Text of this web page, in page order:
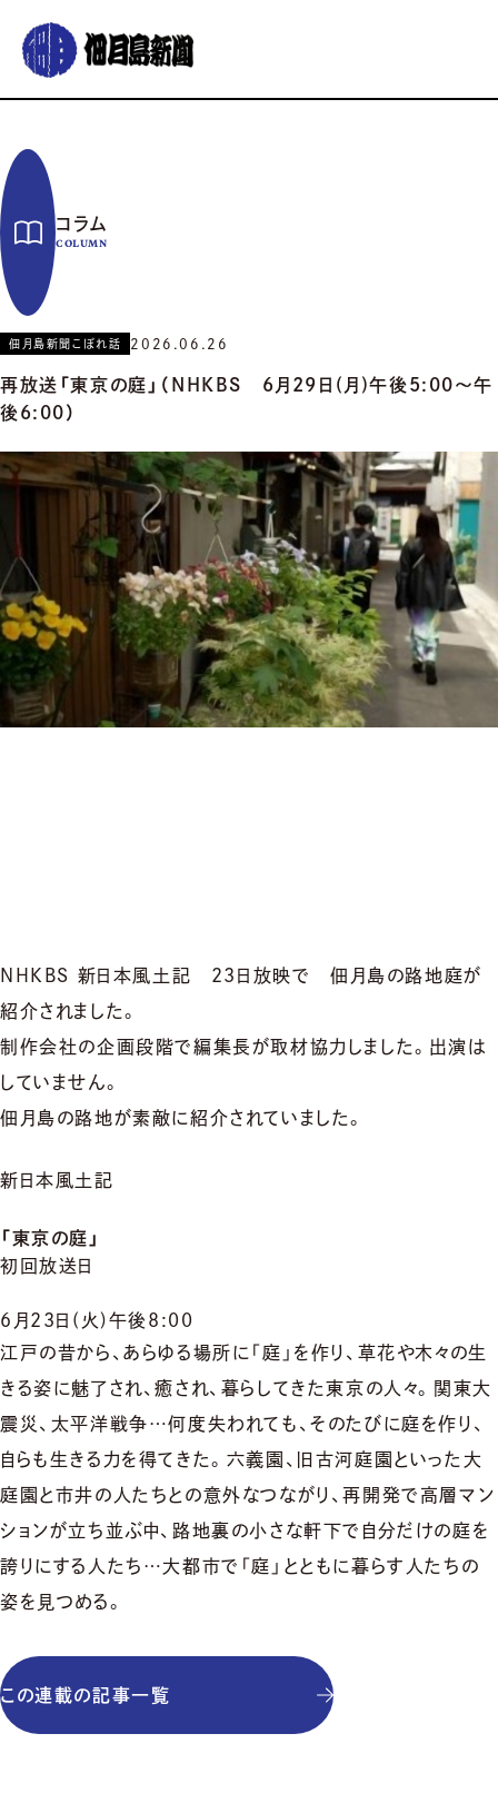
グルメ おでかけ 暮らす
佃月島新聞の紹介
お知らせ
佃月島新聞こぼれ話 2026.06.26
再放送「東京の庭」（NHKBS 6月29日(月)午後5:00〜午
後6:00）
コラム
COLUMN
NHKBS 新日本風土記 23日放映で 佃月島の路地庭が
紹介されました。
制作会社の企画段階で編集長が取材協力しました。出演は
していません。
佃月島の路地が素敵に紹介されていました。
新日本風土記
「東京の庭」
初回放送日
6月23日(火)午後8:00
江戸の昔から、あらゆる場所に「庭」を作り、草花や木々の生
きる姿に魅了され、癒され、暮らしてきた東京の人々。関東大
震災、太平洋戦争…何度失われても、そのたびに庭を作り、
自らも生きる力を得てきた。六義園、旧古河庭園といった大
庭園と市井の人たちとの意外なつながり、再開発で高層マン
ションが立ち並ぶ中、路地裏の小さな軒下で自分だけの庭を
誇りにする人たち…大都市で「庭」とともに暮らす人たちの
姿を見つめる。
この連載の記事一覧